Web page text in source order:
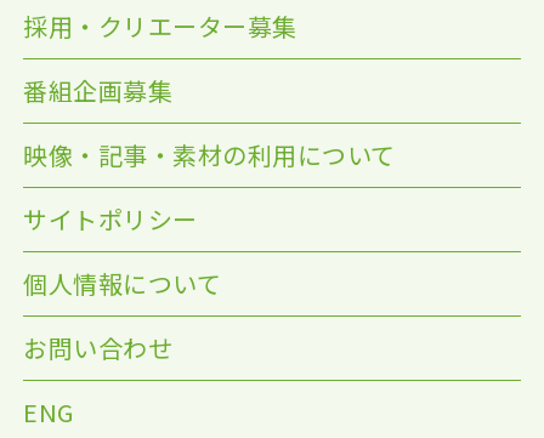
採用・クリエーター募集
番組企画募集
映像・記事・素材の利用について
サイトポリシー
個人情報について
お問い合わせ
ENG